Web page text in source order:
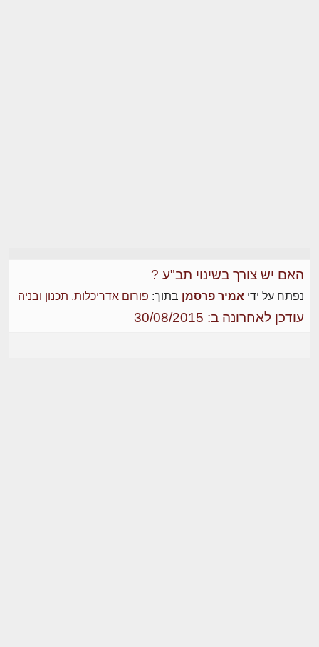
האם יש צורך בשינוי תב"ע ?
נפתח על ידי אמיר פרסמן בתוך: פורום אדריכלות, תכנון ובניה
עודכן לאחרונה ב: 30/08/2015